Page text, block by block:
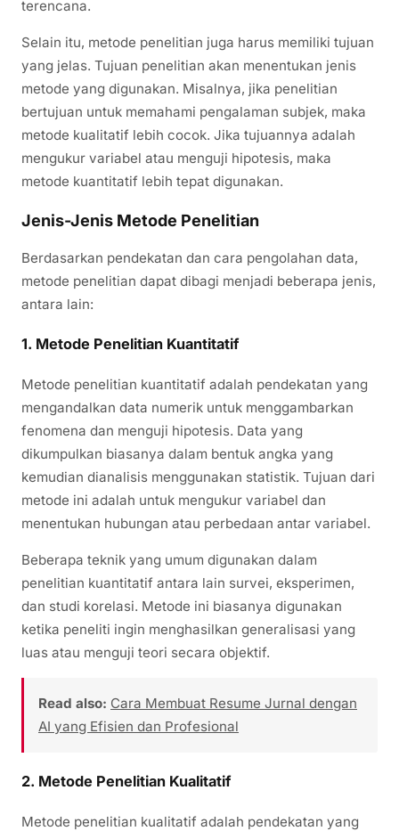
terencana.
Selain itu, metode penelitian juga harus memiliki tujuan
yang jelas. Tujuan penelitian akan menentukan jenis
metode yang digunakan. Misalnya, jika penelitian
bertujuan untuk memahami pengalaman subjek, maka
metode kualitatif lebih cocok. Jika tujuannya adalah
mengukur variabel atau menguji hipotesis, maka
metode kuantitatif lebih tepat digunakan.
Jenis-Jenis Metode Penelitian
Berdasarkan pendekatan dan cara pengolahan data,
metode penelitian dapat dibagi menjadi beberapa jenis,
antara lain:
1. Metode Penelitian Kuantitatif
Metode penelitian kuantitatif adalah pendekatan yang
mengandalkan data numerik untuk menggambarkan
fenomena dan menguji hipotesis. Data yang
dikumpulkan biasanya dalam bentuk angka yang
kemudian dianalisis menggunakan statistik. Tujuan dari
metode ini adalah untuk mengukur variabel dan
menentukan hubungan atau perbedaan antar variabel.
Beberapa teknik yang umum digunakan dalam
penelitian kuantitatif antara lain survei, eksperimen,
dan studi korelasi. Metode ini biasanya digunakan
ketika peneliti ingin menghasilkan generalisasi yang
luas atau menguji teori secara objektif.
Read also: Cara Membuat Resume Jurnal dengan
AI yang Efisien dan Profesional
2. Metode Penelitian Kualitatif
Metode penelitian kualitatif adalah pendekatan yang